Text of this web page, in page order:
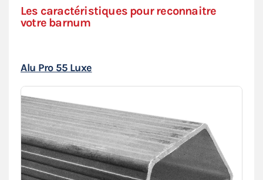
Les caractéristiques pour reconnaitre
votre barnum
Alu Pro 55 Luxe